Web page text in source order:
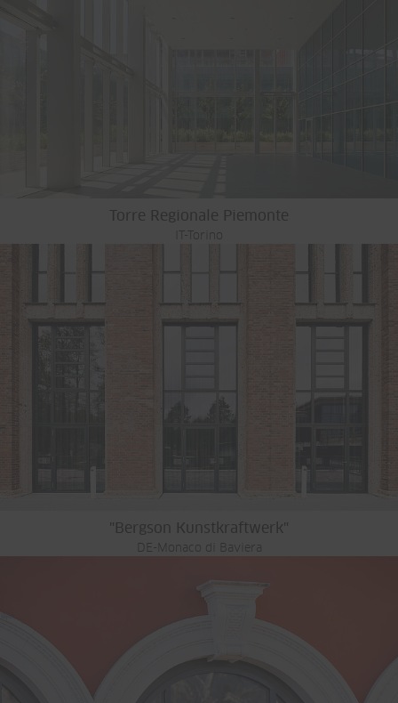
Torre Regionale Piemonte
IT-Torino
"Bergson Kunstkraftwerk"
DE-Monaco di Baviera